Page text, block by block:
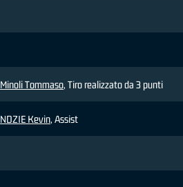
Minoli Tommaso, Tiro realizzato da 3 punti
NDZIE Kevin, Assist